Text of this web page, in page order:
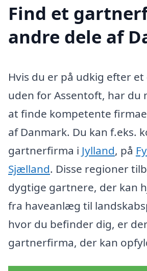
Find et
andre dele af
Hvis du er på udkig efter
uden for Assentoft, har du
at finde kompetente
af Danmark. Du kan f.eks.
gartnerfirma i Jylland, på
Sjælland. Disse regioner
dygtige gartnere, der kan
fra haveanlæg til
hvor du befinder dig, er
gartnerfirma, der kan